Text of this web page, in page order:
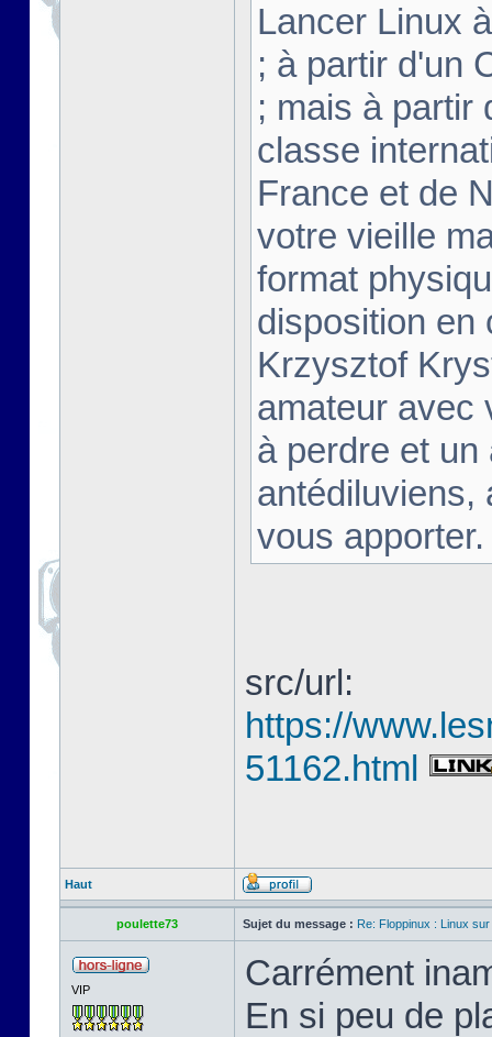
Lancer Linux
; à partir d'un
; mais à partir
classe
France et de
votre vieille
format
disposition en
Krzysztof
amateur avec
à perdre et
antédiluviens,
vous
src/url:
https://
51162.html
Haut
poulette73 Sujet du message : Re: Floppinux : Linux
VIP
Carrément
En si peu de